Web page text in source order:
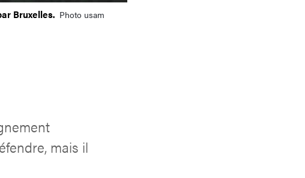
Bruxelles. Photo usam
mais il